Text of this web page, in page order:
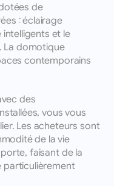
de
: éclairage
et le
La domotique
contemporains
des
vous vous
Les acheteurs sont
de la vie
faisant de la
particulièrement